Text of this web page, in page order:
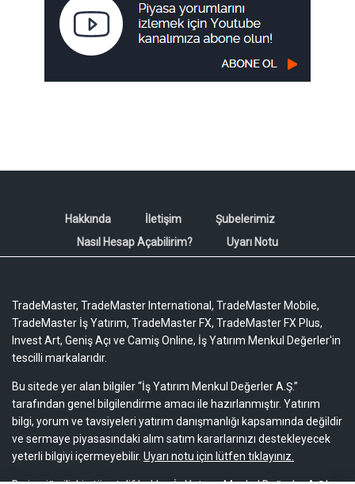
Hakkında İletişim
Şubelerimiz
Nasıl Hesap Açabilirim?
Uyarı Notu
TradeMaster, TradeMaster International, TradeMaster Mobile,
TradeMaster İş Yatırım, TradeMaster FX, TradeMaster FX Plus,
Invest Art, Geniş Açı ve Camiş Online, İş Yatırım Menkul Değerler'in
tescilli markalarıdır.
Bu sitede yer alan bilgiler “İş Yatırım Menkul Değerler A.Ş.”
tarafından genel bilgilendirme amacı ile hazırlanmıştır. Yatırım
bilgi, yorum ve tavsiyeleri yatırım danışmanlığı kapsamında değildir
ve sermaye piyasasındaki alım satım kararlarınızı destekleyecek
yeterli bilgiyi içermeyebilir. Uyarı notu için lütfen tıklayınız.